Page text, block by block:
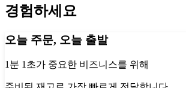
경험하세요
오늘 주문, 오늘 출발
1분 1초가 중요한 비즈니스를 위해